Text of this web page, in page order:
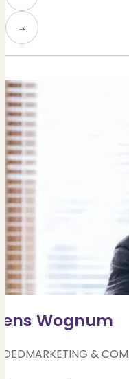
Wognum
&